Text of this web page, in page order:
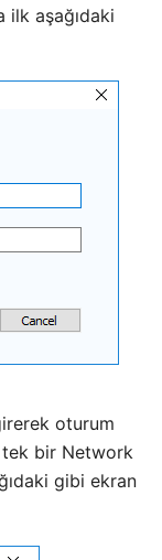
ilk aşağıdaki
oturum
tek bir Network
gibi ekran